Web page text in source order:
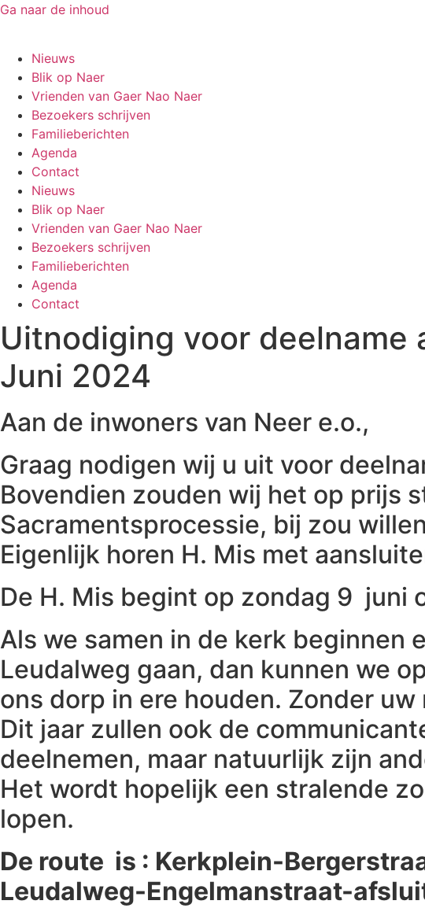
Ga naar de inhoud
Nieuws
Blik op Naer
Vrienden van Gaer Nao Naer
Bezoekers schrijven
Familieberichten
Agenda
Contact
Nieuws
Blik op Naer
Vrienden van Gaer Nao Naer
Bezoekers schrijven
Familieberichten
Agenda
Contact
Uitnodiging voor deelname
Juni 2024
Aan de inwoners van Neer e.o.,
Graag nodigen wij u uit voor
Bovendien zouden wij het op prijs
Sacramentsprocessie, bij zou
Eigenlijk horen H. Mis met
De H. Mis begint op zondag 9 juni
Als we samen in de kerk beginnen
Leudalweg gaan, dan kunnen we
ons dorp in ere houden. Zonder
Dit jaar zullen ook de
deelnemen, maar natuurlijk zijn
Het wordt hopelijk een stralende
lopen.
De route is : Kerkplein-
Leudalweg-Engelmanstraat-